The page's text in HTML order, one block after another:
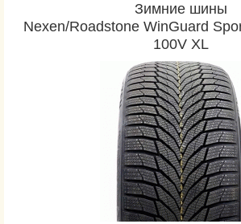
Зимние шины
Nexen/Roadstone WinGuard
100V XL